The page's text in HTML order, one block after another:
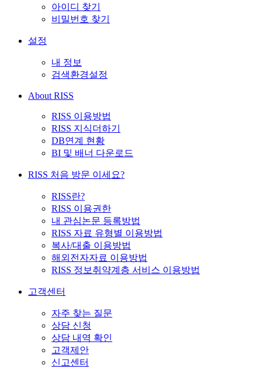
아이디 찾기
비밀번호 찾기
설정
내 정보
검색환경설정
About RISS
RISS 이용방법
RISS 지식더하기
DB연계 현황
BI 및 배너 다운로드
RISS 처음 방문 이세요?
RISS란?
RISS 이용권한
내 관심논문 등록방법
RISS 자료 유형별 이용방법
복사/대출 이용방법
해외전자자료 이용방법
RISS 정보취약계층 서비스 이용방법
고객센터
자주 찾는 질문
상담 신청
상담 내역 확인
고객제안
신고센터